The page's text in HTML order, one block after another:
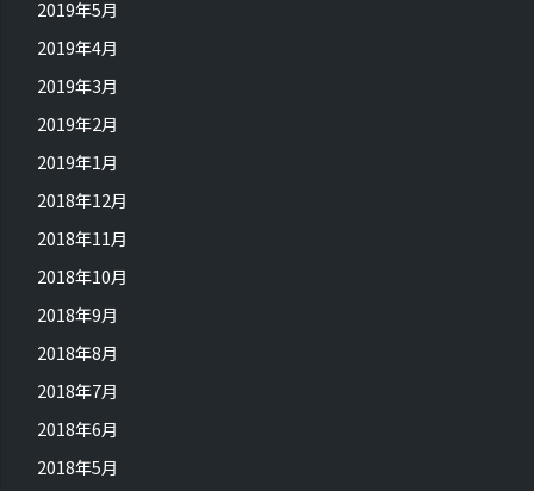
2019年5月
2019年4月
2019年3月
2019年2月
2019年1月
2018年12月
2018年11月
2018年10月
2018年9月
2018年8月
2018年7月
2018年6月
2018年5月